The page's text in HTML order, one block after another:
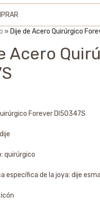
» Dije de Acero Quirúrgico
Acero
Forever DI50347S
quirúrgico
específica de la joya: dije